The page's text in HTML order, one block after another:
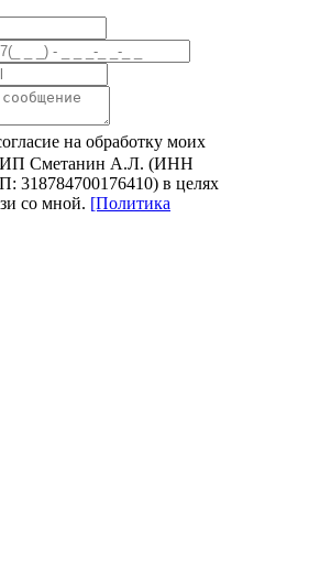
на обработку моих
ИП Сметанин А.Л. (ИНН
318784700176410) в целях
со мной. [Политика